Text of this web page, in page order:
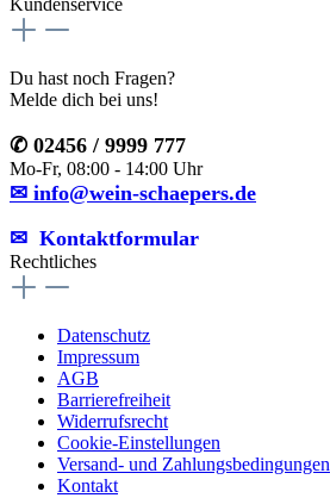
Kundenservice
Du hast noch Fragen?
Melde dich bei uns!
✆ 02456 / 9999 777
Mo-Fr, 08:00 - 14:00 Uhr
✉ info@wein-schaepers.de
✉︎ Kontaktformular
Rechtliches
Datenschutz
Impressum
AGB
Barrierefreiheit
Widerrufsrecht
Cookie-Einstellungen
Versand- und Zahlungsbedingungen
Kontakt